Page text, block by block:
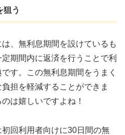
狙う
、無利息期間を設けているも
期間内に返済を行うことで利
す。この無利息期間をうまく
担を軽減することができま
は嬉しいですよね！
回利用者向けに30日間の無